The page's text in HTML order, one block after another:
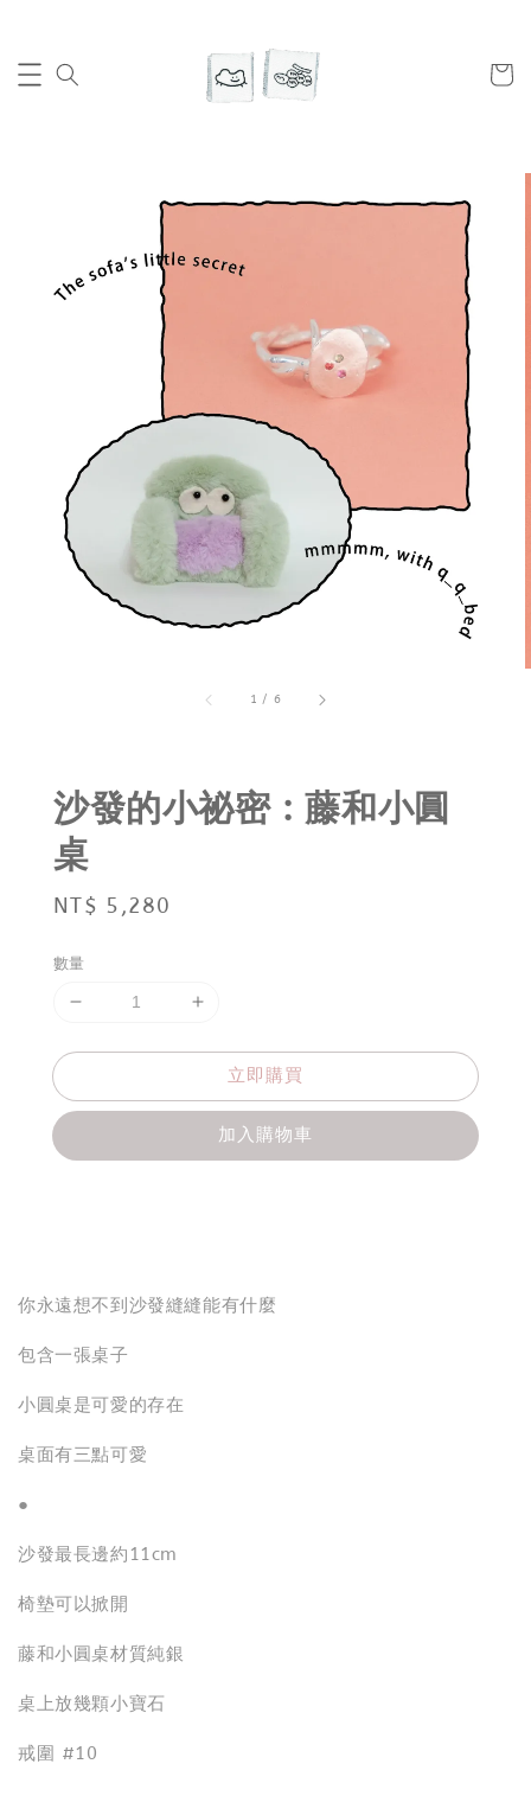
1 / 6
沙發的小祕密 : 藤和小圓
桌
Regular
NT$ 5,280
數量
立即購買
加入購物車
你永遠想不到沙發縫縫能有什麼
包含一張桌子
小圓桌是可愛的存在
桌面有三點可愛
●
沙發最長邊約11cm
椅墊可以掀開
藤和小圓桌材質純銀
桌上放幾顆小寶石
戒圍 #10